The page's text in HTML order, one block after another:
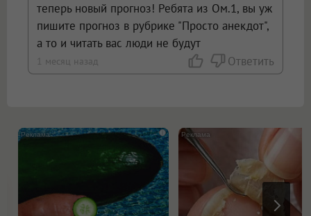
теперь новый прогноз! Ребята из Ом.1, вы уж
пишите прогноз в рубрике "Просто анекдот",
а то и читать вас люди не будут
1 месяц назад Ответить
i